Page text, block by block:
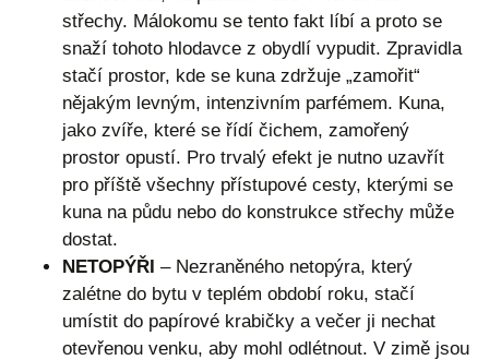
střechy. Málokomu se tento fakt líbí a proto se
snaží tohoto hlodavce z obydlí vypudit. Zpravidla
stačí prostor, kde se kuna zdržuje „zamořit“
nějakým levným, intenzivním parfémem. Kuna,
jako zvíře, které se řídí čichem, zamořený
prostor opustí. Pro trvalý efekt je nutno uzavřít
pro příště všechny přístupové cesty, kterými se
kuna na půdu nebo do konstrukce střechy může
dostat.
NETOPÝŘI – Nezraněného netopýra, který
zalétne do bytu v teplém období roku, stačí
umístit do papírové krabičky a večer ji nechat
otevřenou venku, aby mohl odlétnout. V zimě jsou